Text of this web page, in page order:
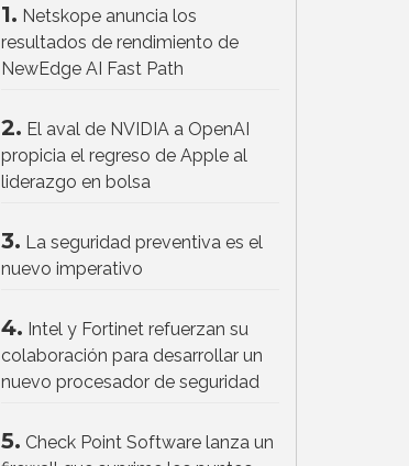
1. Netskope anuncia los
resultados de rendimiento de
NewEdge AI Fast Path
2. El aval de NVIDIA a OpenAI
propicia el regreso de Apple al
liderazgo en bolsa
3. La seguridad preventiva es el
nuevo imperativo
4. Intel y Fortinet refuerzan su
colaboración para desarrollar un
nuevo procesador de seguridad
5. Check Point Software lanza un